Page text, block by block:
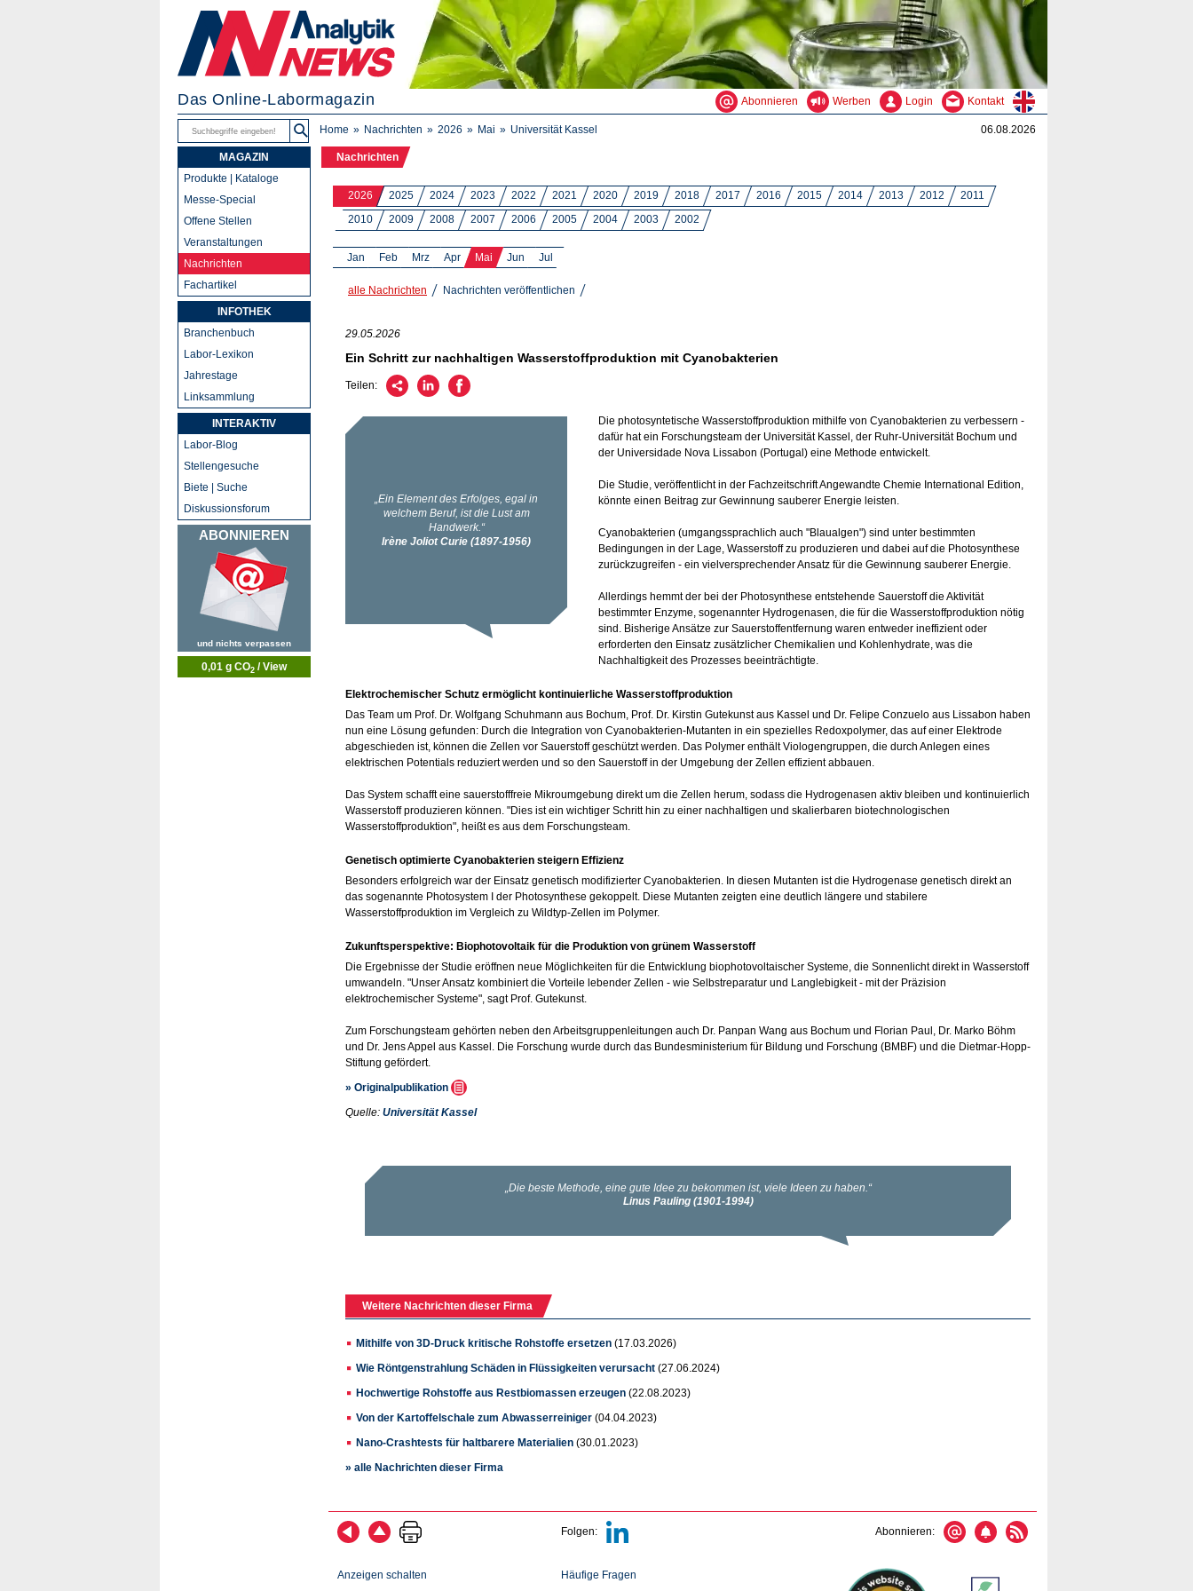
Das Online-Labormagazin Abonnieren Werben Login Kontakt
Home Nachrichten 2026 Mai Universität Kassel 06.08.2026
Nachrichten
2026 2025 2024 2023 2022 2021 2020 2019 2018 2017 2016 2015 2014 2013 2012
2011
2010
2009 2008 2007 2006 2005 2004 2003 2002
Jan Feb Mrz Apr Mai Jun Jul
alle Nachrichten Nachrichten veröffentlichen
29.05.2026
Ein Schritt zur nachhaltigen Wasserstoffproduktion mit Cyanobakterien
Teilen:
Die photosyntetische Wasserstoffproduktion mithilfe von Cyanobakterien zu verbessern -
dafür hat ein Forschungsteam der Universität Kassel, der Ruhr-Universität Bochum und
der Universidade Nova Lissabon (Portugal) eine Methode entwickelt.
Die Studie, veröffentlicht in der Fachzeitschrift Angewandte Chemie International Edition,
könnte einen Beitrag zur Gewinnung sauberer Energie leisten.
Cyanobakterien (umgangssprachlich auch "Blaualgen") sind unter bestimmten
Bedingungen in der Lage, Wasserstoff zu produzieren und dabei auf die Photosynthese
zurückzugreifen - ein vielversprechender Ansatz für die Gewinnung sauberer Energie.
Allerdings hemmt der bei der Photosynthese entstehende Sauerstoff die Aktivität
bestimmter Enzyme, sogenannter Hydrogenasen, die für die Wasserstoffproduktion nötig
sind. Bisherige Ansätze zur Sauerstoffentfernung waren entweder ineffizient oder
erforderten den Einsatz zusätzlicher Chemikalien und Kohlenhydrate, was die
Nachhaltigkeit des Prozesses beeinträchtigte.
Elektrochemischer Schutz ermöglicht kontinuierliche Wasserstoffproduktion
Das Team um Prof. Dr. Wolfgang Schuhmann aus Bochum, Prof. Dr. Kirstin Gutekunst aus Kassel und Dr. Felipe Conzuelo aus Lissabon haben
nun eine Lösung gefunden: Durch die Integration von Cyanobakterien-Mutanten in ein spezielles Redoxpolymer, das auf einer Elektrode
abgeschieden ist, können die Zellen vor Sauerstoff geschützt werden. Das Polymer enthält Viologengruppen, die durch Anlegen eines
elektrischen Potentials reduziert werden und so den Sauerstoff in der Umgebung der Zellen effizient abbauen.
Das System schafft eine sauerstofffreie Mikroumgebung direkt um die Zellen herum, sodass die Hydrogenasen aktiv bleiben und kontinuierlich
Wasserstoff produzieren können. "Dies ist ein wichtiger Schritt hin zu einer nachhaltigen und skalierbaren biotechnologischen
Wasserstoffproduktion", heißt es aus dem Forschungsteam.
Genetisch optimierte Cyanobakterien steigern Effizienz
Besonders erfolgreich war der Einsatz genetisch modifizierter Cyanobakterien. In diesen Mutanten ist die Hydrogenase genetisch direkt an
das sogenannte Photosystem I der Photosynthese gekoppelt. Diese Mutanten zeigten eine deutlich längere und stabilere
Wasserstoffproduktion im Vergleich zu Wildtyp-Zellen im Polymer.
Zukunftsperspektive: Biophotovoltaik für die Produktion von grünem Wasserstoff
Die Ergebnisse der Studie eröffnen neue Möglichkeiten für die Entwicklung biophotovoltaischer Systeme, die Sonnenlicht direkt in Wasserstoff
umwandeln. "Unser Ansatz kombiniert die Vorteile lebender Zellen - wie Selbstreparatur und Langlebigkeit - mit der Präzision
elektrochemischer Systeme", sagt Prof. Gutekunst.
Zum Forschungsteam gehörten neben den Arbeitsgruppenleitungen auch Dr. Panpan Wang aus Bochum und Florian Paul, Dr. Marko Böhm
und Dr. Jens Appel aus Kassel. Die Forschung wurde durch das Bundesministerium für Bildung und Forschung (BMBF) und die Dietmar-Hopp-
Stiftung gefördert.
» Originalpublikation
Quelle: Universität Kassel
Weitere Nachrichten dieser Firma
Mithilfe von 3D-Druck kritische Rohstoffe ersetzen (17.03.2026)
Wie Röntgenstrahlung Schäden in Flüssigkeiten verursacht (27.06.2024)
Hochwertige Rohstoffe aus Restbiomassen erzeugen (22.08.2023)
Von der Kartoffelschale zum Abwasserreiniger (04.04.2023)
Nano-Crashtests für haltbarere Materialien (30.01.2023)
» alle Nachrichten dieser Firma
Folgen: Abonnieren:
Anzeigen schalten Häufige Fragen
MAGAZIN
Produkte | Kataloge
Messe-Special
Offene Stellen
Veranstaltungen
Nachrichten
Fachartikel
INFOTHEK
Branchenbuch
Labor-Lexikon
Jahrestage
Linksammlung
INTERAKTIV
Labor-Blog
Stellengesuche
Biete | Suche
Diskussionsforum
ABONNIEREN
und nichts verpassen
0,01 g CO2 / View